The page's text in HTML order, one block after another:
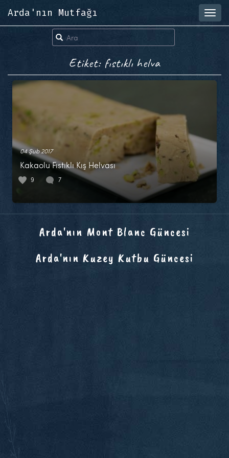
Arda'nın Mutfağı
Etiket: fıstıklı helva
04 Şub 2017
Kakaolu Fıstıklı Kış Helvası
9 7
Arda'nın Mont Blanc Güncesi
Arda'nın Kuzey Kutbu Güncesi